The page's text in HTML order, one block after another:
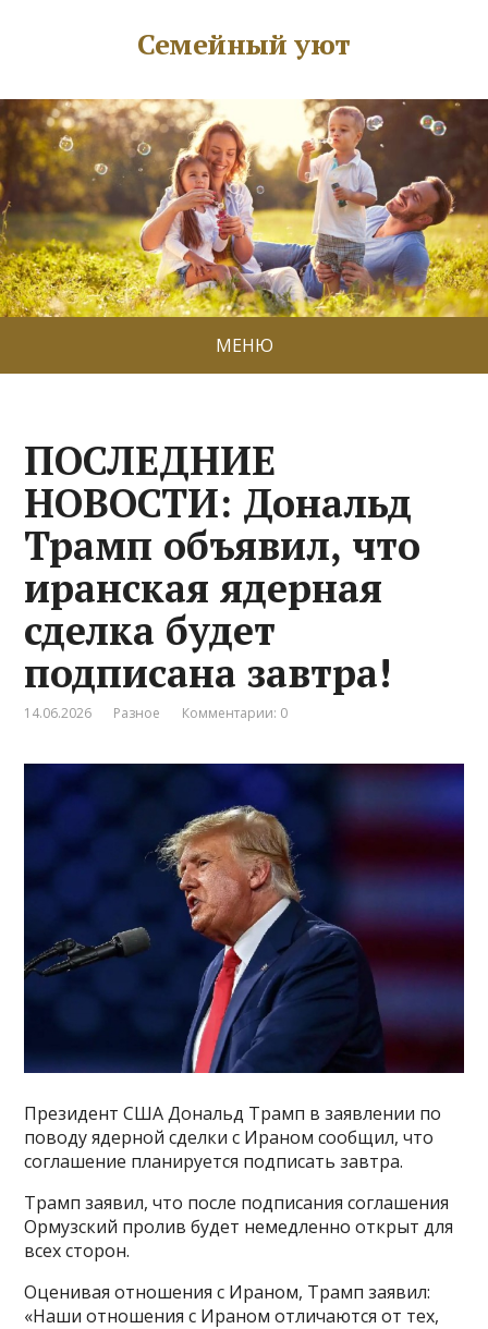
Семейный уют
МЕНЮ
ПОСЛЕДНИЕ
НОВОСТИ: Дональд
Трамп объявил, что
иранская ядерная
сделка будет
подписана завтра!
14.06.2026 Разное Комментарии: 0
Президент США Дональд Трамп в заявлении по
поводу ядерной сделки с Ираном сообщил, что
соглашение планируется подписать завтра.
Трамп заявил, что после подписания соглашения
Ормузский пролив будет немедленно открыт для
всех сторон.
Оценивая отношения с Ираном, Трамп заявил:
«Наши отношения с Ираном отличаются от тех,